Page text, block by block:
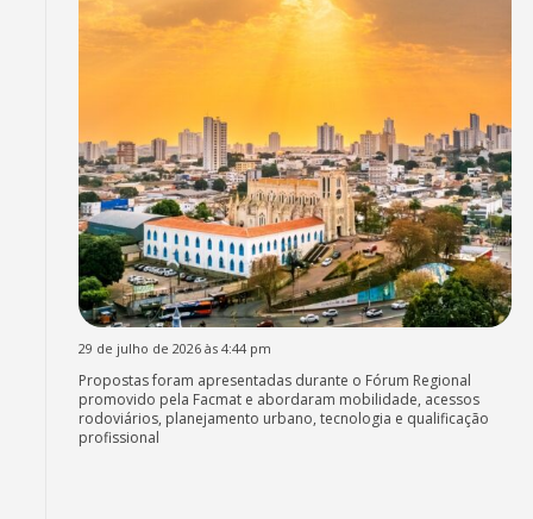
29 de julho de 2026 às 4:44 pm
Propostas foram apresentadas durante o Fórum Regional
promovido pela Facmat e abordaram mobilidade, acessos
rodoviários, planejamento urbano, tecnologia e qualificação
profissional